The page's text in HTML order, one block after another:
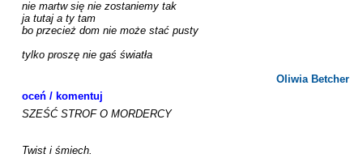
nie martw się nie zostaniemy tak
ja tutaj a ty tam
bo przecież dom nie może stać pusty
tylko proszę nie gaś światła
Oliwia Betcher
oceń / komentuj
SZEŚĆ STROF O MORDERCY
Twist i śmiech.